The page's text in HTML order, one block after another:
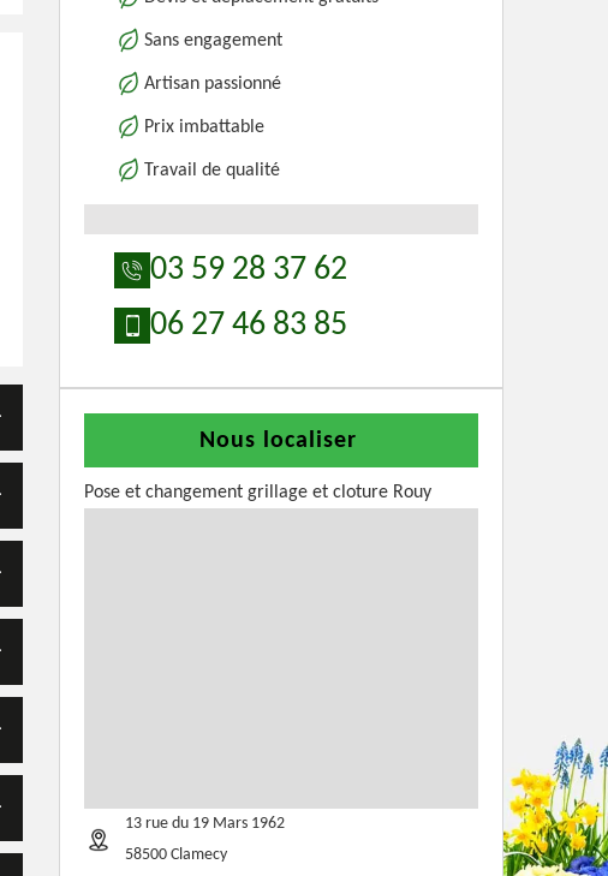
Sans engagement
Artisan passionné
Prix imbattable
Travail de qualité
03 59 28 37 62
06 27 46 83 85
Nous localiser
Pose et changement grillage et cloture Rouy
13 rue du 19 Mars 1962
58500 Clamecy